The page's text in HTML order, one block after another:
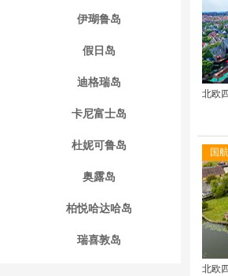
伊瑚鲁岛
假日岛
迪格瑞岛
卡尼富士岛
杜妮可鲁岛
奥露岛
柏悦哈达哈岛
瑞喜敦岛
一汤
北欧
国
本
出
北欧